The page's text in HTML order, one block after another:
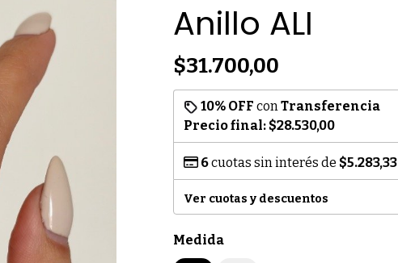
Anillo ALI
$31.700,00
10% OFF conTransferencia
Precio final: $28.530,00
6cuotas sin interés de $5.283,33
Ver cuotas y descuentos
Medida